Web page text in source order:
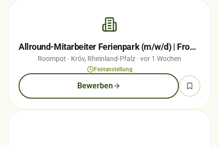
Allround-Mitarbeiter Ferienpark (m/w/d) | Front Office, Gastronomie & Freizeit…
Roompot · Kröv, Rheinland-Pfalz · vor 1 Wochen
Festanstellung
Bewerben